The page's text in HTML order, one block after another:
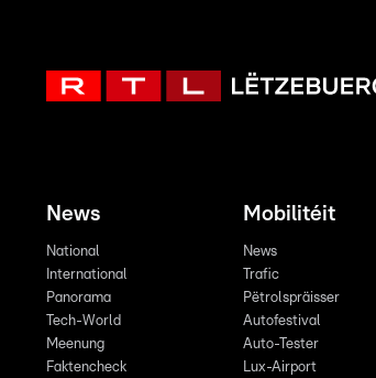
News
National
International
Panorama
Tech-World
Meenung
Faktencheck
Mobilitéit
News
Trafic
Pëtrolspräisser
Autofestival
Auto-Tester
Lux-Airport